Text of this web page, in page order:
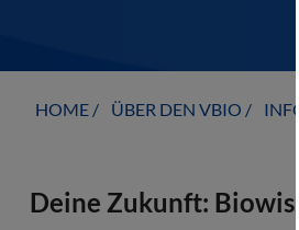
HOME ÜBER DEN VBIO
Deine Zukunft: